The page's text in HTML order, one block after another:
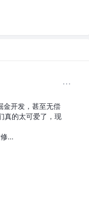
金开发，甚至无偿
真的太可爱了，现
修…